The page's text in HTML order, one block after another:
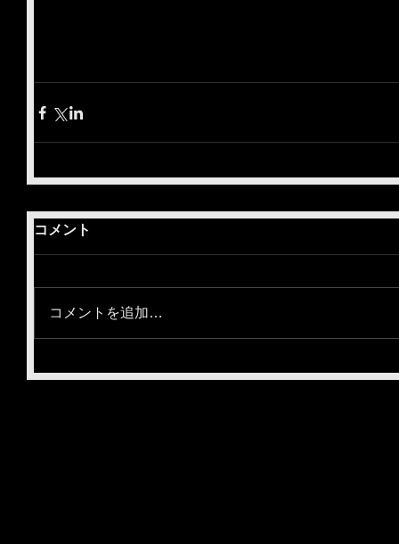
コメント
コメントを追加…